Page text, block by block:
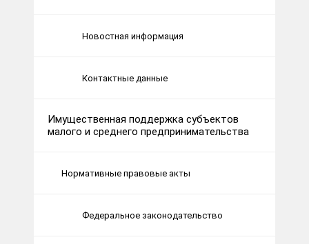
Новостная информация
Контактные данные
Имущественная поддержка субъектов
малого и среднего предпринимательства
Нормативные правовые акты
Федеральное законодательство